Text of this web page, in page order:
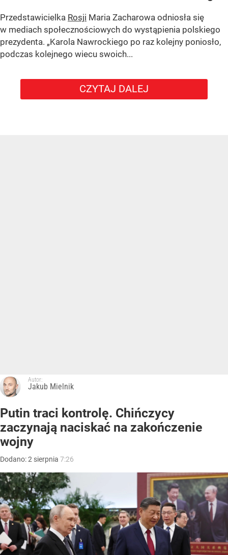
Przedstawicielka Rosji Maria Zacharowa odniosła się
w mediach społecznościowych do wystąpienia polskiego
prezydenta. „Karola Nawrockiego po raz kolejny poniosło,
podczas kolejnego wiecu swoich...
CZYTAJ DALEJ
Autor:
Jakub Mielnik
Putin traci kontrolę. Chińczycy
zaczynają naciskać na zakończenie
wojny
Dodano:2 sierpnia 7:26